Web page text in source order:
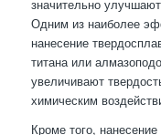
значительно
Одним из наиболее
нанесение
титана или
увеличивают
химическим
Кроме того,